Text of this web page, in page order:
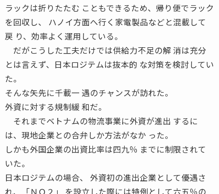
ラックは折りたたむ こともできるため、帰り便でラック
を回収し、 ハノイ方面へ行く家電製品などと混載して
戻 り、効率よく運用している。
だがこうした工夫だけでは供給力不足の解 消は充分
とは言えず、日本ロジテムは抜本的 な対策を検討してい
た。
そんな矢先に千載一 遇のチャンスが訪れた。
外資に対する規制緩 和だ。
それまでベトナムの物流事業に外資が進出 するに
は、現地企業との合弁しか方法がなか った。
しかも外国企業の出資比率は四九％ までに制限されて
いた。
日本ロジテムの場合、 外資初の進出企業として優遇さ
れ、「ＮＯ２」 を設立した際には特例として六五％の